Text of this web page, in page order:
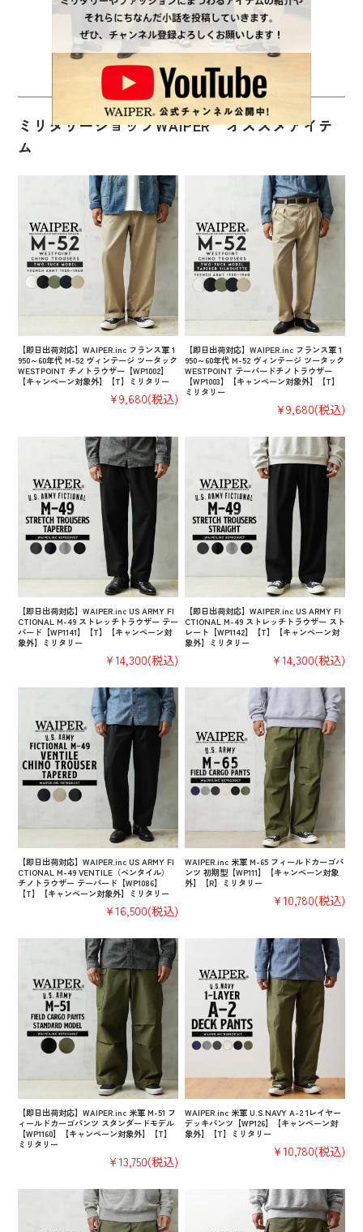
ミリタリーショップWAIPER オススメアイテ
ム
【即日出荷対応】WAIPER.inc フランス軍 1
950～60年代 M-52 ヴィンテージ ツータック
WESTPOINT チノトラウザー【WP1002】
【キャンペーン対象外】【T】ミリタリー
¥9,680(税込)
【即日出荷対応】WAIPER.inc フランス軍 1
950～60年代 M-52 ヴィンテージ ツータック
WESTPOINT テーパードチノトラウザー
【WP1003】【キャンペーン対象外】【T】
ミリタリー
¥9,680(税込)
【即日出荷対応】WAIPER.inc US ARMY FI
CTIONAL M-49 ストレッチトラウザー テー
パード【WP1141】【T】【キャンペーン対
象外】ミリタリー
¥14,300(税込)
【即日出荷対応】WAIPER.inc US ARMY FI
CTIONAL M-49 ストレッチトラウザー スト
レート【WP1142】【T】【キャンペーン対
象外】ミリタリー
¥14,300(税込)
【即日出荷対応】WAIPER.inc US ARMY FI
CTIONAL M-49 VENTILE（ベンタイル）
チノトラウザー テーパード【WP1086】
【T】【キャンペーン対象外】ミリタリー
¥16,500(税込)
WAIPER.inc 米軍 M-65 フィールドカーゴパ
ンツ 初期型【WP111】【キャンペーン対象
外】【R】ミリタリー
¥10,780(税込)
【即日出荷対応】WAIPER.inc 米軍 M-51 フ
ィールドカーゴパンツ スタンダードモデル
【WP1160】【キャンペーン対象外】【T】
ミリタリー
¥13,750(税込)
WAIPER.inc 米軍 U.S.NAVY A-2 1レイヤー
デッキパンツ【WP126】【キャンペーン対
象外】【T】ミリタリー
¥10,780(税込)